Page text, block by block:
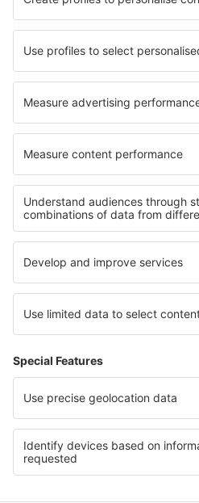
Nejlepší hotely - regiony
Hotely v Northern Hungary
Hotely v Southern Hungarian Plains
Hotely in Southern Transdanubia
Hotely in Central Transdanubia
Hotely in Tyresta National Park
Hotely v Aspenu Hotely in